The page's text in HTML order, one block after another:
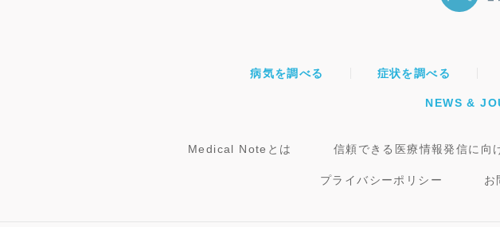
病気を調べる 症状を調べる
NEWS &
Medical Noteとは 信頼できる医療情報発信に向
プライバシーポリシー お